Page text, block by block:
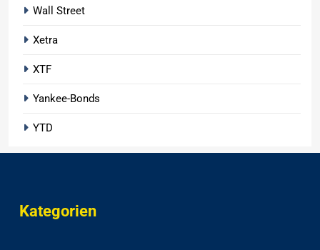
Wall Street
Xetra
XTF
Yankee-Bonds
YTD
Kategorien